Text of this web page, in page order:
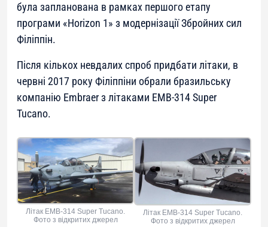
була запланована в рамках першого етапу
програми «Horizon 1» з модернізації Збройних сил
Філіппін.
Після кількох невдалих спроб придбати літаки, в
червні 2017 року Філіппіни обрали бразильську
компанію Embraer з літаками EMB-314 Super
Tucano.
Літак EMB-314 Super Tucano.
Фото з відкритих джерел
Літак EMB-314 Super Tucano.
Фото з відкритих джерел